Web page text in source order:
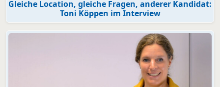
Gleiche Location, gleiche Fragen, anderer Kandidat:
Toni Köppen im Interview